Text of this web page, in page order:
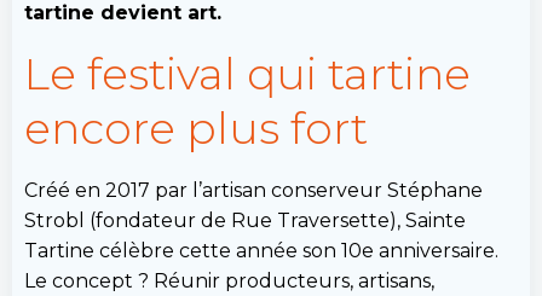
tartine devient art.
Le festival qui tartine
encore plus fort
Créé en 2017 par l’artisan conserveur Stéphane
Strobl (fondateur de Rue Traversette), Sainte
Tartine célèbre cette année son 10e anniversaire.
Le concept ? Réunir producteurs, artisans,